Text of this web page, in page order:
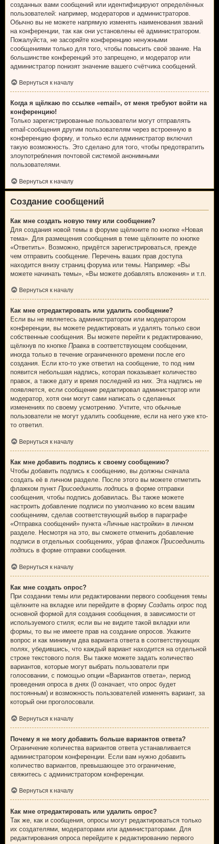
созданных вами сообщений или идентифицируют определённых
пользователей: например, модераторов и администраторов.
Обычно вы не можете напрямую изменять наименования званий
на конференции, так как они установлены её администратором.
Пожалуйста, не засоряйте конференцию ненужными
сообщениями только для того, чтобы повысить своё звание. На
большинстве конференций это запрещено, и модератор или
администратор понизят значение вашего счётчика сообщений.
Вернуться к началу
Когда я щёлкаю по ссылке «email», от меня требуют войти на
конференцию!
Только зарегистрированные пользователи могут отправлять
email-сообщения другим пользователям через встроенную в
конференцию форму, и только если администратор включил
такую возможность. Это сделано для того, чтобы предотвратить
злоупотребления почтовой системой анонимными
пользователями.
Вернуться к началу
Создание сообщений
Как мне создать новую тему или сообщение?
Для создания новой темы в форуме щёлкните по кнопке «Новая
тема». Для размещения сообщения в теме щёлкните по кнопке
«Ответить». Возможно, придётся зарегистрироваться, прежде
чем отправить сообщение. Перечень ваших прав доступа
находится внизу страниц форума или темы. Например: «Вы
можете начинать темы», «Вы можете добавлять вложения» и т.п.
Вернуться к началу
Как мне отредактировать или удалить сообщение?
Если вы не являетесь администратором или модератором
конференции, вы можете редактировать и удалять только свои
собственные сообщения. Вы можете перейти к редактированию,
щёлкнув по кнопке Правка в соответствующем сообщении,
иногда только в течение ограниченного времени после его
создания. Если кто-то уже ответил на сообщение, то под ним
появится небольшая надпись, которая показывает количество
правок, а также дату и время последней из них. Эта надпись не
появляется, если сообщение редактировал администратор или
модератор, хотя они могут сами написать о сделанных
изменениях по своему усмотрению. Учтите, что обычные
пользователи не могут удалить сообщение, если на него уже кто-
то ответил.
Вернуться к началу
Как мне добавить подпись к своему сообщению?
Чтобы добавить подпись к сообщению, вы должны сначала
создать её в личном разделе. После этого вы можете отметить
флажком пункт Присоединить подпись в форме отправки
сообщения, чтобы подпись добавилась. Вы также можете
настроить добавление подписи по умолчанию ко всем вашим
сообщениям, сделав соответствующий выбор в параграфе
«Отправка сообщений» пункта «Личные настройки» в личном
разделе. Несмотря на это, вы сможете отменить добавление
подписи в отдельных сообщениях, убрав флажок Присоединить
подпись в форме отправки сообщения.
Вернуться к началу
Как мне создать опрос?
При создании темы или редактировании первого сообщения темы
щёлкните на вкладке или перейдите в форму Создать опрос под
основной формой для создания сообщения, в зависимости от
используемого стиля; если вы не видите такой вкладки или
формы, то вы не имеете прав на создание опросов. Укажите
вопрос и как минимум два варианта ответа в соответствующих
полях, убедившись, что каждый вариант находится на отдельной
строке текстового поля. Вы также можете задать количество
вариантов, которые могут выбрать пользователи при
голосовании, с помощью опции «Вариантов ответа», период
проведения опроса в днях (0 означает, что опрос будет
постоянным) и возможность пользователей изменять вариант, за
который они проголосовали.
Вернуться к началу
Почему я не могу добавить больше вариантов ответа?
Ограничение количества вариантов ответа устанавливается
администратором конференции. Если вам нужно добавить
количество вариантов, превышающее это ограничение,
свяжитесь с администратором конференции.
Вернуться к началу
Как мне отредактировать или удалить опрос?
Так же, как и сообщения, опросы могут редактироваться только
их создателями, модераторами или администраторами. Для
редактирования опроса перейдите к редактированию первого